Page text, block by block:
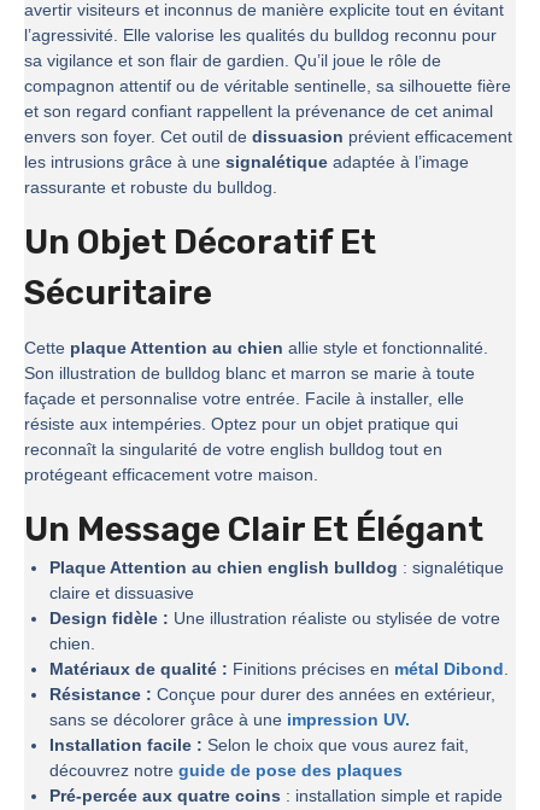
avertir visiteurs et inconnus de manière explicite tout en évitant
l’agressivité. Elle valorise les qualités du bulldog reconnu pour
sa vigilance et son flair de gardien. Qu’il joue le rôle de
compagnon attentif ou de véritable sentinelle, sa silhouette fière
et son regard confiant rappellent la prévenance de cet animal
envers son foyer. Cet outil de dissuasion prévient efficacement
les intrusions grâce à une signalétique adaptée à l’image
rassurante et robuste du bulldog.
Un Objet Décoratif Et
Sécuritaire
Cette plaque Attention au chien allie style et fonctionnalité.
Son illustration de bulldog blanc et marron se marie à toute
façade et personnalise votre entrée. Facile à installer, elle
résiste aux intempéries. Optez pour un objet pratique qui
reconnaît la singularité de votre english bulldog tout en
protégeant efficacement votre maison.
Un Message Clair Et Élégant
Plaque Attention au chien english bulldog : signalétique
claire et dissuasive
Design fidèle : Une illustration réaliste ou stylisée de votre
chien.
Matériaux de qualité : Finitions précises en métal Dibond.
Résistance : Conçue pour durer des années en extérieur,
sans se décolorer grâce à une impression UV.
Installation facile : Selon le choix que vous aurez fait,
découvrez notre guide de pose des plaques
Pré-percée aux quatre coins : installation simple et rapide